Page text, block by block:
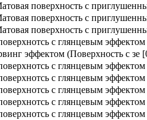
поверхность с
поверхность с
поверхность с
с глянцевым эффектом
эффектом (Поверхность с зе
с глянцевым эффектом
с глянцевым эффектом
с глянцевым эффектом
с глянцевым эффектом
с глянцевым эффектом